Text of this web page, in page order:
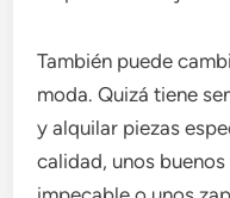
También puede
moda. Quizá tiene
y alquilar piezas
calidad, unos